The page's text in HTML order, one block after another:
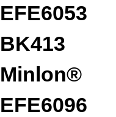
EFE6053
BK413
Minlon®
EFE6096